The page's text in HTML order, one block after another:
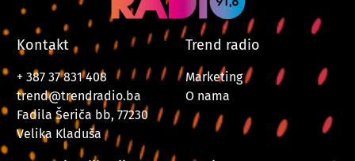
Kontakt
+ 387 37 831 408
trend@trendradio.ba
Fadila Šeriča bb, 77230
Velika Kladuša
Trend radio
Marketing
O nama